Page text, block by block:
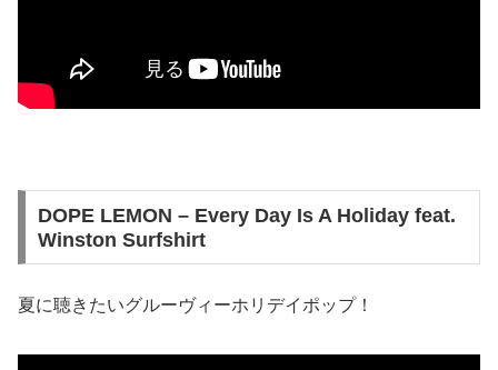
DOPE LEMON – Every Day Is A Holiday feat.
Winston Surfshirt
夏に聴きたいグルーヴィーホリデイポップ！